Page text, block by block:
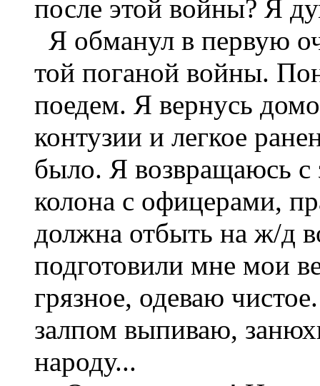
после этой войны? Я
Я обманул в первую
той поганой войны.
поедем. Я вернусь
контузии и легкое
было. Я возвращаюсь с
колона с офицерами,
должна отбыть на ж/д
подготовили мне мои
грязное, одеваю
залпом выпиваю,
народу...